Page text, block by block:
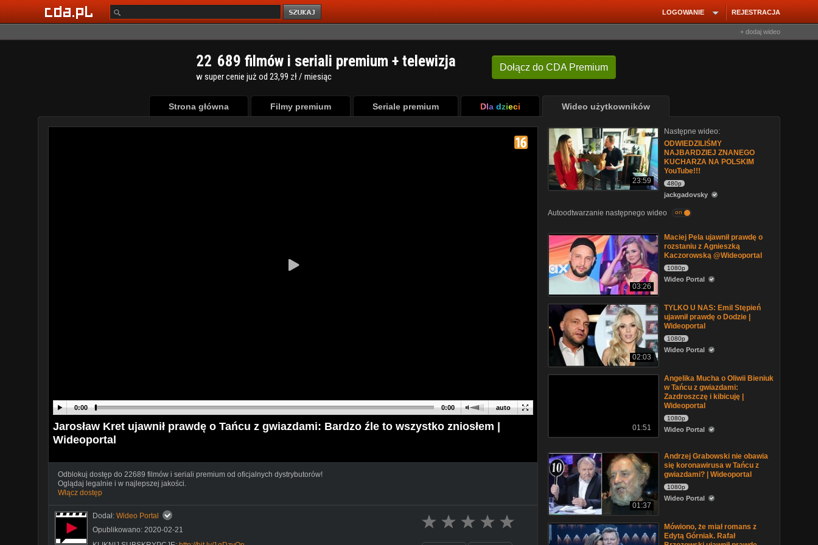
REJESTRACJA
LOGOWANIE
+ dodaj wideo
Dołącz do CDA Premium
22 689 filmów i seriali premium + telewizja
w super cenie już od 23,99 zł / miesiąc
Strona główna Filmy premium Seriale premium Dla dzieci Wideo użytkowników
auto
0:00 0:00
Jarosław Kret ujawnił prawdę o Tańcu z gwiazdami: Bardzo źle to wszystko zniosłem |
Wideoportal
Odblokuj dostęp do 22689 filmów i seriali premium od oficjalnych dystrybutorów!
Oglądaj legalnie i w najlepszej jakości.
Włącz dostęp
Dodał: Wideo Portal
Opublikowano: 2020-02-21
23:59
Następne wideo:
ODWIEDZILIŚMY
NAJBARDZIEJ ZNANEGO
KUCHARZA NA POLSKIM
YouTube!!!
480p
jackgadovsky
Autoodtwarzanie następnego wideo on
03:26
Maciej Pela ujawnił prawdę o
rozstaniu z Agnieszką
Kaczorowską @Wideoportal
1080p
Wideo Portal
02:03
TYLKO U NAS: Emil Stępień
ujawnił prawdę o Dodzie |
Wideoportal
1080p
Wideo Portal
01:51
Angelika Mucha o Oliwii Bieniuk
w Tańcu z gwiazdami:
Zazdroszczę i kibicuję |
Wideoportal
1080p
Wideo Portal
01:37
Andrzej Grabowski nie obawia
się koronawirusa w Tańcu z
gwiazdami? | Wideoportal
1080p
Wideo Portal
Mówiono, że miał romans z
Edytą Górniak. Rafał